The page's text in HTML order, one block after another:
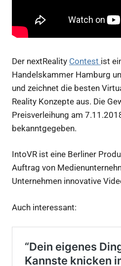
Der nextReality Contest ist
Handelskammer Hamburg
und zeichnet die besten
Reality Konzepte aus. Die
Preisverleihung am
bekanntgegeben.
IntoVR ist eine Berliner
Auftrag von
Unternehmen innovative
Auch interessant: